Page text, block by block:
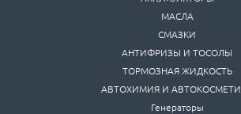
МАСЛА
СМАЗКИ
АНТИФРИЗЫ И ТОСОЛЫ
ТОРМОЗНАЯ ЖИДКОСТЬ
АВТОХИМИЯ И
Генераторы